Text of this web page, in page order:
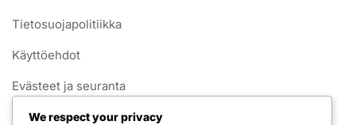
Tietosuojapolitiikka
Käyttöehdot
Evästeet ja seuranta
Ota yhteyttä meihin
We respect your privacy